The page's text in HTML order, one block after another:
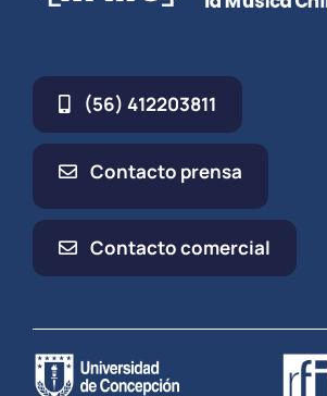
(56) 412203811
Contacto prensa
Contacto comercial